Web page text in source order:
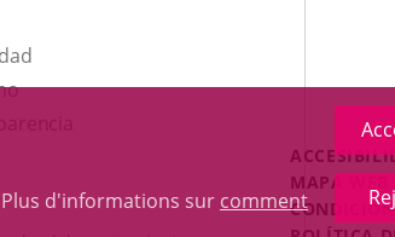
d'informations sur comment
Este
abrirá
Menú
Legal
Footer
MAPA WEB